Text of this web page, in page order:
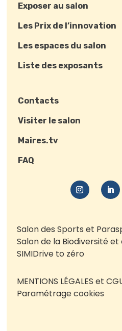
Exposer au salon
Les Prix de l’innovation
Les espaces du salon
Liste des exposants
Contacts
Visiter le salon
Maires.tv
FAQ
Salon des Sports et
Salon de la Biodiversité
SIMIDrive to zéro
MENTIONS LÉGALES et
Paramétrage cookies